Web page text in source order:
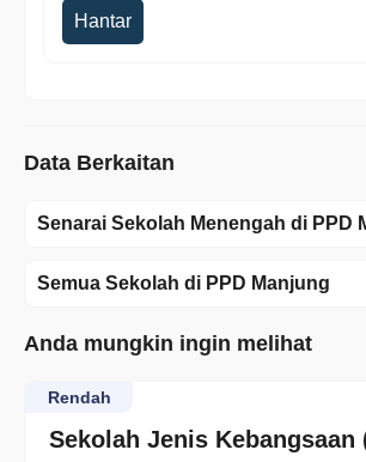
Hantar
Data Berkaitan
Senarai Sekolah Menengah di PPD
Semua Sekolah di PPD Manjung
Anda mungkin ingin melihat
Sekolah Jenis Kebangsaan
Rendah